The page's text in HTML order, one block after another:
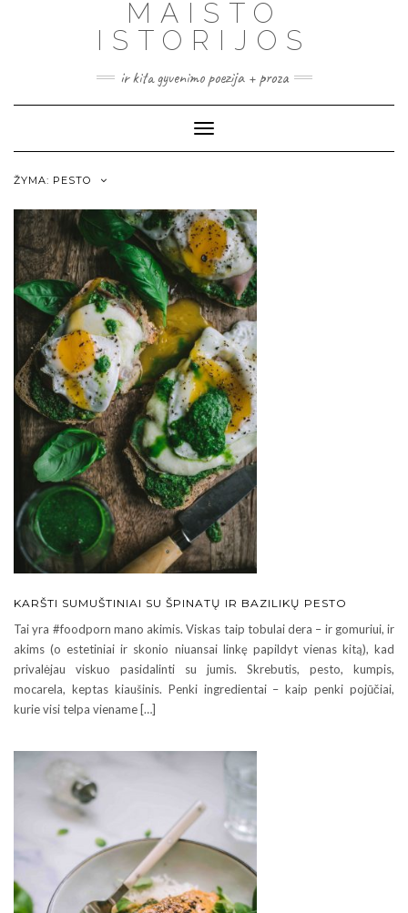
MAISTO
ISTORIJOS
ir kita gyvenimo poezija + proza
Toggle
Navigation
ŽYMA: PESTO
KARŠTI SUMUŠTINIAI SU ŠPINATŲ IR BAZILIKŲ PESTO
Tai yra #foodporn mano akimis. Viskas taip tobulai dera – ir gomuriui, ir
akims (o estetiniai ir skonio niuansai linkę papildyt vienas kitą), kad
privalėjau viskuo pasidalinti su jumis. Skrebutis, pesto, kumpis,
mocarela, keptas kiaušinis. Penki ingredientai – kaip penki pojūčiai,
kurie visi telpa viename […]